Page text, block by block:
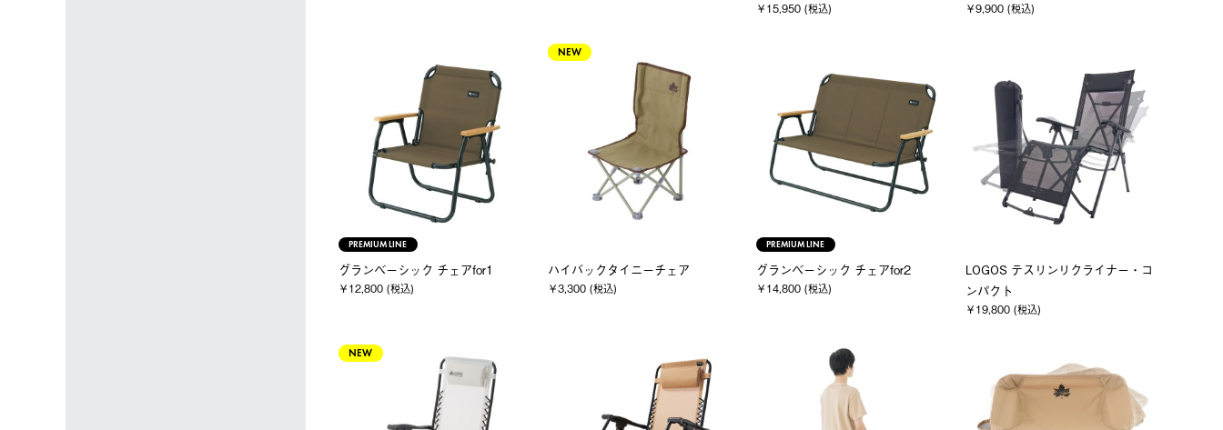
￥15,950 (税込) ￥9,900 (税込)
PREMIUM LINE
グランベーシック チェアfor1
￥12,800 (税込)
NEW
ハイバックタイニーチェア
￥3,300 (税込)
PREMIUM LINE
グランベーシック チェアfor2
￥14,800 (税込)
LOGOS テスリンリクライナー・コ
ンパクト
￥19,800 (税込)
NEW